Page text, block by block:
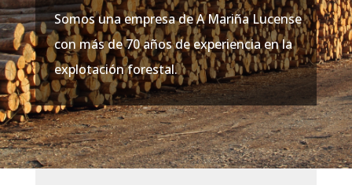
Somos una empresa de A Mariña Lucense
con más de 70 años de experiencia en la
explotación forestal.